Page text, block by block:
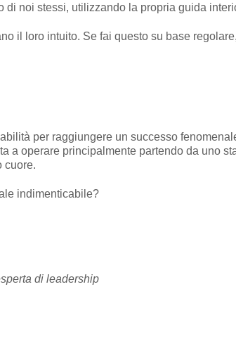
di noi stessi, utilizzando la propria guida
il loro intuito. Se fai questo su base
per raggiungere un successo
a operare principalmente partendo da uno
cuore.
indimenticabile?
di leadership